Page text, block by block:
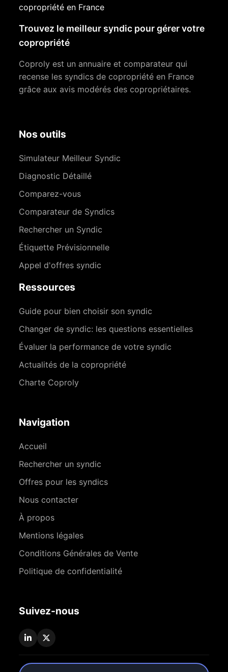
copropriété en France
Trouvez le meilleur syndic pour gérer votre
copropriété
Coproly est un annuaire et comparateur qui
recense les syndics de copropriété en France
grâce aux avis modérés des copropriétaires.
Nos outils
Simulateur Meilleur Syndic
Diagnostic Détaillé
Comparez-vous
Comparateur de Syndics
Rechercher un Syndic
Étiquette Prévisionnelle
Appel d'offres syndic
Ressources
Guide pour bien choisir son syndic
Changer de syndic: les questions essentielles
Évaluer la performance de votre syndic
Actualités de la copropriété
Charte Coproly
Navigation
Accueil
Rechercher un syndic
Offres pour les syndics
Nous contacter
À propos
Mentions légales
Conditions Générales de Vente
Politique de confidentialité
Suivez-nous